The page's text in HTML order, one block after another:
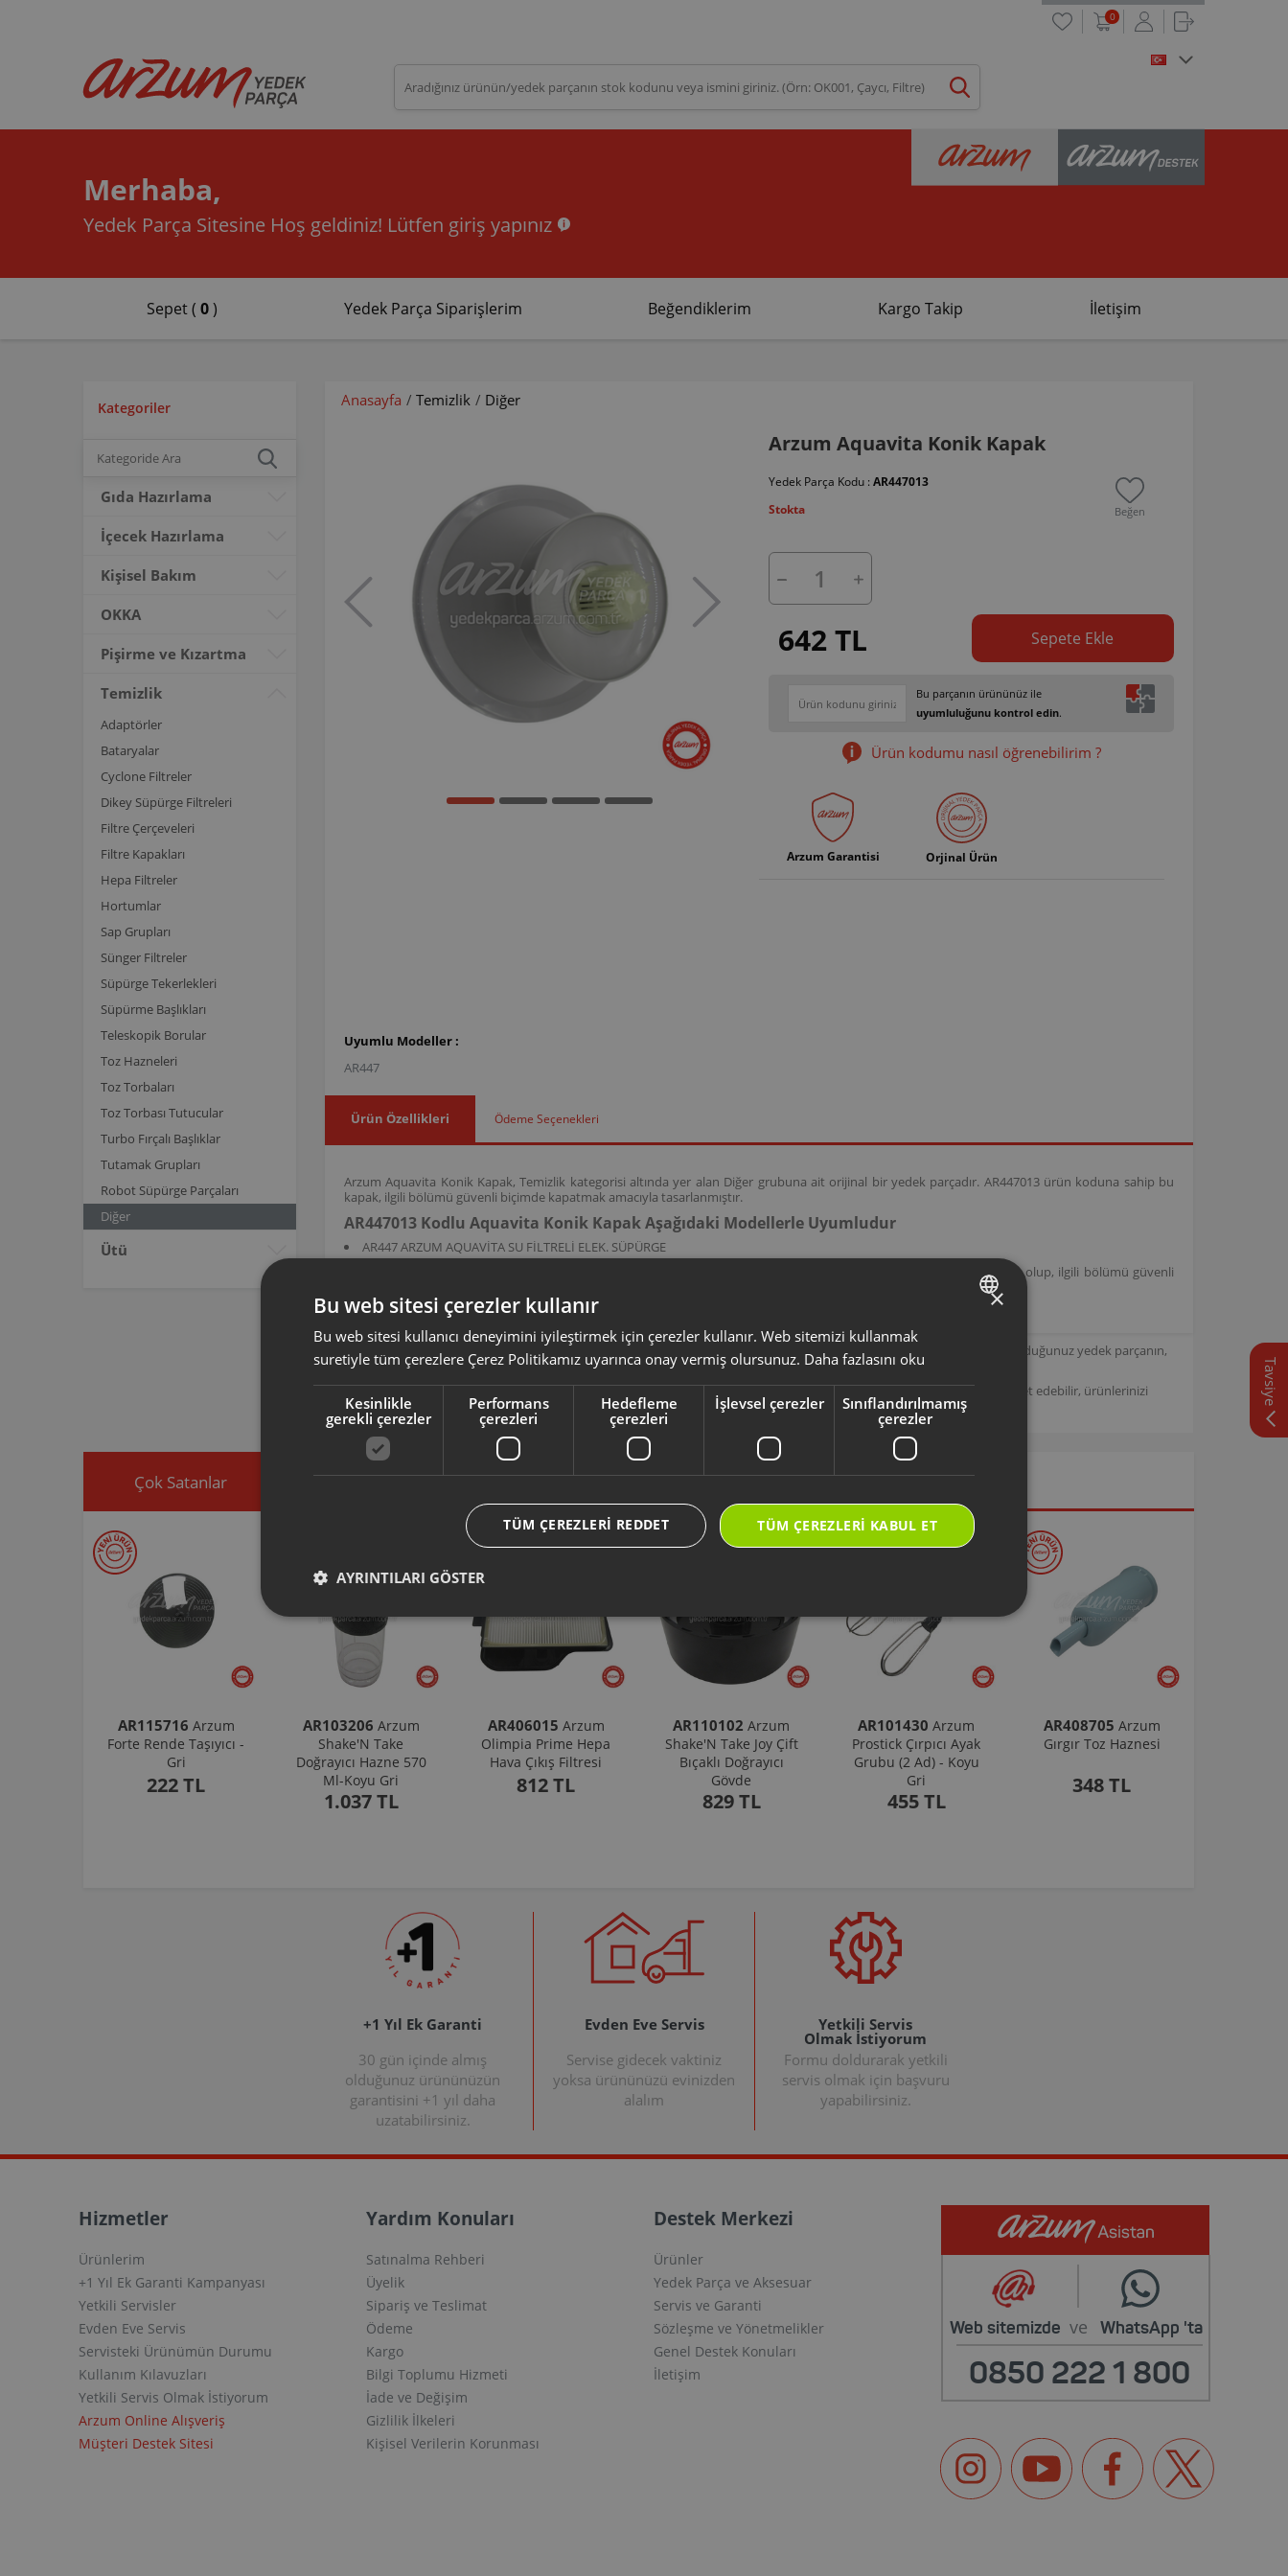
0
Merhaba,
Yedek Parça Sitesine Hoş geldiniz! Lütfen giriş yapınız
Sepet ( 0) Yedek Parça Siparişlerim Beğendiklerim Kargo Takip İletişim
Kategoriler
Gıda Hazırlama
İçecek Hazırlama
Kişisel Bakım
OKKA
Pişirme ve Kızartma
Temizlik
Adaptörler
Bataryalar
Cyclone Filtreler
Dikey Süpürge Filtreleri
Filtre Çerçeveleri
Filtre Kapakları
Hepa Filtreler
Hortumlar
Sap Grupları
Sünger Filtreler
Süpürge Tekerlekleri
Süpürme Başlıkları
Teleskopik Borular
Toz Hazneleri
Toz Torbaları
Toz Torbası Tutucular
Turbo Fırçalı Başlıklar
Tutamak Grupları
Robot Süpürge Parçaları
Diğer
Ütü
Anasayfa / Temizlik / Diğer
Arzum Aquavita Konik Kapak
Yedek Parça Kodu : AR447013
Stokta
Beğen
642 TL Sepete Ekle
Bu parçanın ürününüz ile
uyumluluğunu kontrol edin.
Ürün kodumu nasıl öğrenebilirim ?
Arzum Garantisi Orjinal Ürün
Uyumlu Modeller :
AR447
Ürün Özellikleri Ödeme Seçenekleri
Arzum Aquavita Konik Kapak, Temizlik kategorisi altında yer alan Diğer grubuna ait orijinal bir yedek parçadır. AR447013 ürün koduna sahip bu
kapak, ilgili bölümü güvenli biçimde kapatmak amacıyla tasarlanmıştır.
AR447013 Kodlu Aquavita Konik Kapak Aşağıdaki Modellerle Uyumludur
AR447 ARZUM AQUAVİTA SU FİLTRELİ ELEK. SÜPÜRGE
AR447013 ürün kodlu bu kapak; AR447 model kodlarına sahip Aquavi̇ta Su Fi̇ltreli̇ Elek. süpürge modelleri ile uyumlu olup, ilgili bölümü güvenli
Arzum orijinal aksesuar ve sarf malzemeleri, ürününüzü uzun ömürlü ve güvenle kullanmanız için tasarlanmıştır. Seçmiş olduğunuz yedek parçanın,
ürününüz için uyumlu olup olmadığını,ürün kodunuz aracılığı ile kontrol ediniz.
Ürününüz ile ilgili kullanım kılavuzu ve kullanım detayları içinhttps://destek.arzum.com.tr/Arzum Destek Sitemizi ziyaret edebilir, ürünlerinizi
ekleyip, yedek parça ve garanti bilgilerine kolayca erişebilirsiniz.
Çok Satanlar İndirimdekiler Yeni Ürünler Seçtiklerimiz
AR115716 Arzum
Forte Rende Taşıyıcı -
Gri
222 TL
AR103206 Arzum
Shake'N Take
Doğrayıcı Hazne 570
Ml-Koyu Gri
1.037 TL
AR406015 Arzum
Olimpia Prime Hepa
Hava Çıkış Filtresi
812 TL
AR110102 Arzum
Shake'N Take Joy Çift
Bıçaklı Doğrayıcı
Gövde
829 TL
AR101430 Arzum
Prostick Çırpıcı Ayak
Grubu (2 Ad) - Koyu
Gri
455 TL
AR408705 Arzum
Gırgır Toz Haznesi
348 TL
+1 Yıl Ek Garanti
30 gün içinde almış
olduğunuz ürününüzün
garantisini +1 yıl daha
uzatabilirsiniz.
Evden Eve Servis
Servise gidecek vaktiniz
yoksa ürününüzü evinizden
alalım
Yetkili Servis
Olmak İstiyorum
Formu doldurarak yetkili
servis olmak için başvuru
yapabilirsiniz.
Hizmetler
Ürünlerim
+1 Yıl Ek Garanti Kampanyası
Yetkili Servisler
Evden Eve Servis
Servisteki Ürünümün Durumu
Kullanım Kılavuzları
Yetkili Servis Olmak İstiyorum
Arzum Online Alışveriş
Müşteri Destek Sitesi
Yardım Konuları
Satınalma Rehberi
Üyelik
Sipariş ve Teslimat
Ödeme
Kargo
Bilgi Toplumu Hizmeti
İade ve Değişim
Gizlilik İlkeleri
Kişisel Verilerin Korunması
Destek Merkezi
Ürünler
Yedek Parça ve Aksesuar
Servis ve Garanti
Sözleşme ve Yönetmelikler
Genel Destek Konuları
İletişim
Web sitemizde ve WhatsApp 'ta
0850 222 1 800
Tavsiye
×
Bu web sitesi çerezler kullanır
Bu web sitesi kullanıcı deneyimini iyileştirmek için çerezler kullanır. Web sitemizi kullanmak
suretiyle tüm çerezlere Çerez Politikamız uyarınca onay vermiş olursunuz. Daha fazlasını oku
Kesinlikle
gerekli çerezler
Performans
çerezleri
Hedefleme
çerezleri
İşlevsel çerezler
Sınıflandırılmamış
çerezler
TÜM ÇEREZLERI KABUL ET
TÜM ÇEREZLERI REDDET
AYRINTILARI GÖSTER